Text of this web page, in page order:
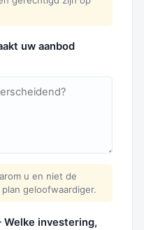
uw aanbod
u en niet de
geloofwaardiger.
investering,